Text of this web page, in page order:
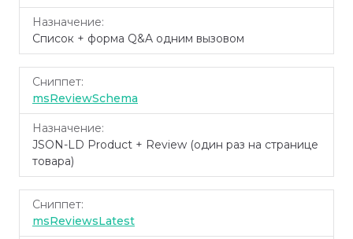
Список + форма Q&A одним вызовом
msReviewSchema
JSON-LD Product + Review (один раз на странице
товара)
msReviewsLatest